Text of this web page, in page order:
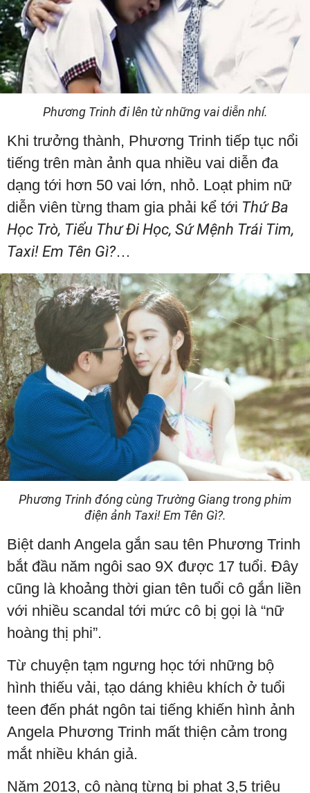
Phương Trinh đi lên từ những vai diễn nhí.
Khi trưởng thành, Phương Trinh tiếp tục nổi
tiếng trên màn ảnh qua nhiều vai diễn đa
dạng tới hơn 50 vai lớn, nhỏ. Loạt phim nữ
diễn viên từng tham gia phải kể tới Thứ Ba
Học Trò, Tiểu Thư Đi Học, Sứ Mệnh Trái Tim,
Taxi! Em Tên Gì?…
Phương Trinh đóng cùng Trường Giang trong phim
điện ảnh Taxi! Em Tên Gì?.
Biệt danh Angela gắn sau tên Phương Trinh
bắt đầu năm ngôi sao 9X được 17 tuổi. Đây
cũng là khoảng thời gian tên tuổi cô gắn liền
với nhiều scandal tới mức cô bị gọi là “nữ
hoàng thị phi”.
Từ chuyện tạm ngưng học tới những bộ
hình thiếu vải, tạo dáng khiêu khích ở tuổi
teen đến phát ngôn tai tiếng khiến hình ảnh
Angela Phương Trinh mất thiện cảm trong
mắt nhiều khán giả.
Năm 2013, cô nàng từng bị phạt 3,5 triệu